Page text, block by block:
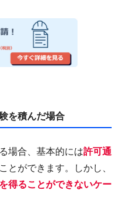
を積んだ場合
場合、基本的には許可通
とができます。しかし、
得ることができないケー